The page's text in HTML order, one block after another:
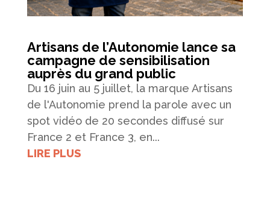
Artisans de l’Autonomie lance sa
campagne de sensibilisation
auprès du grand public
Du 16 juin au 5 juillet, la marque Artisans
de l'Autonomie prend la parole avec un
spot vidéo de 20 secondes diffusé sur
France 2 et France 3, en...
LIRE PLUS